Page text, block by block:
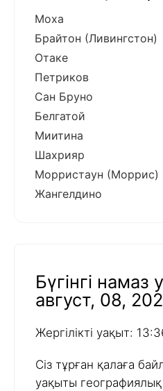
Моха
Брайтон (Ливингстон)
Отаке
Петриков
Сан Бруно
Белгатой
Миитина
Шахрияр
Морристаун (Моррис)
Жангелдино
Бүгінгі намаз
август, 08,
Жергілікті уақыт:
Сіз тұрған қалаға
уақыты